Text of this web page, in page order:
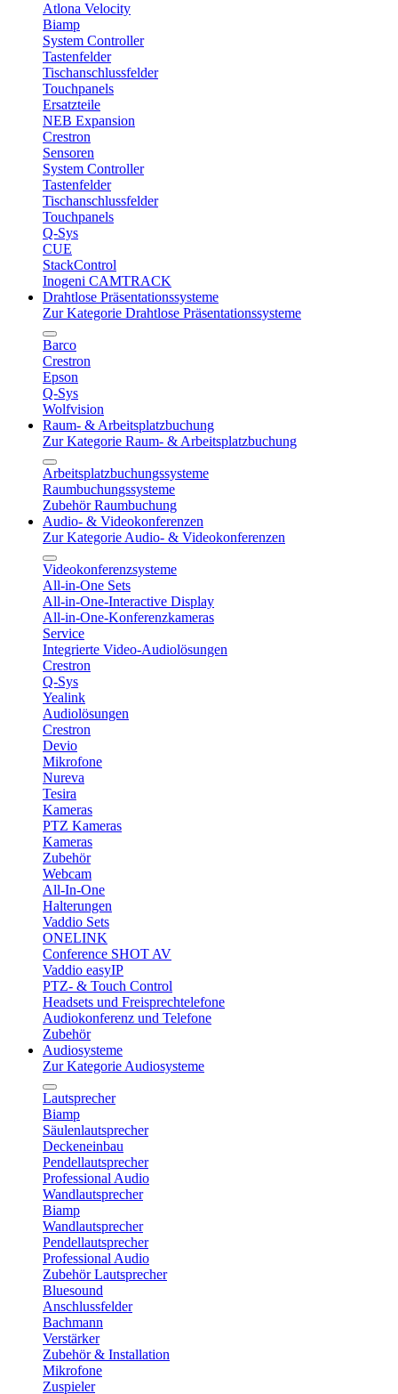
Atlona Velocity
Biamp
System Controller
Tastenfelder
Tischanschlussfelder
Touchpanels
Ersatzteile
NEB Expansion
Crestron
Sensoren
System Controller
Tastenfelder
Tischanschlussfelder
Touchpanels
Q-Sys
CUE
StackControl
Inogeni CAMTRACK
Drahtlose Präsentationssysteme
Zur Kategorie Drahtlose Präsentationssysteme
Barco
Crestron
Epson
Q-Sys
Wolfvision
Raum- & Arbeitsplatzbuchung
Zur Kategorie Raum- & Arbeitsplatzbuchung
Arbeitsplatzbuchungssysteme
Raumbuchungssysteme
Zubehör Raumbuchung
Audio- & Videokonferenzen
Zur Kategorie Audio- & Videokonferenzen
Videokonferenzsysteme
All-in-One Sets
All-in-One-Interactive Display
All-in-One-Konferenzkameras
Service
Integrierte Video-Audiolösungen
Crestron
Q-Sys
Yealink
Audiolösungen
Crestron
Devio
Mikrofone
Nureva
Tesira
Kameras
PTZ Kameras
Kameras
Zubehör
Webcam
All-In-One
Halterungen
Vaddio Sets
ONELINK
Conference SHOT AV
Vaddio easyIP
PTZ- & Touch Control
Headsets und Freisprechtelefone
Audiokonferenz und Telefone
Zubehör
Audiosysteme
Zur Kategorie Audiosysteme
Lautsprecher
Biamp
Säulenlautsprecher
Deckeneinbau
Pendellautsprecher
Professional Audio
Wandlautsprecher
Biamp
Wandlautsprecher
Pendellautsprecher
Professional Audio
Zubehör Lautsprecher
Bluesound
Anschlussfelder
Bachmann
Verstärker
Zubehör & Installation
Mikrofone
Zuspieler